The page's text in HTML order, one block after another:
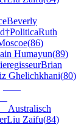
Beverly
†PoliticaRuth
(86)
Humayun(89)
Brian
Ghelichkhani(80)
Australisch
Liu Zaifu(84)